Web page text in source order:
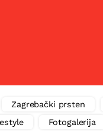
Zagrebački prsten
Fotogalerija